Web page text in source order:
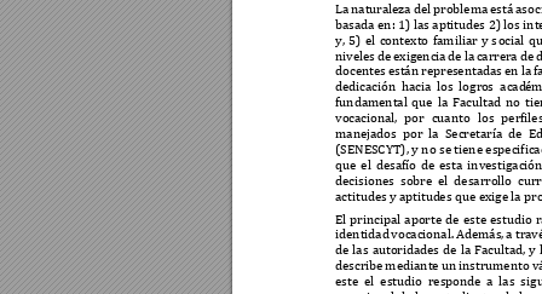
La naturaleza del problema está
basada en: 1) las aptitudes 2) los
y, 5) el contexto familiar y social
niveles de exigencia de la carrera de
docentes están representadas en la
dedicación hacia los logros acad
fundamental que la Facultad no
vocacional, por cuanto los
manejados por la Secretaría de
(SENESCYT), y no se tiene
que el desafío de esta
decisiones sobre el desarrollo
actitudes y aptitudes que exige la
El principal aporte de este estudio
identidad vocacional. Además, a
de las autoridades de la Facultad, y
describe mediante uninstrumento v
este el estudio responde a las